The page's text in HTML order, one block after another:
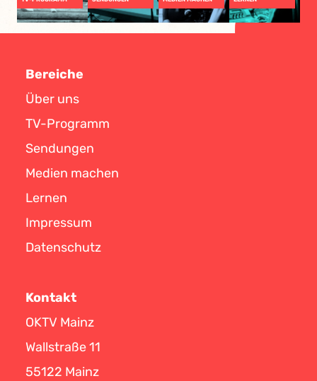
Bereiche
Über uns
TV-Programm
Sendungen
Medien machen
Lernen
Impressum
Datenschutz
Kontakt
OKTV Mainz
Wallstraße 11
55122 Mainz